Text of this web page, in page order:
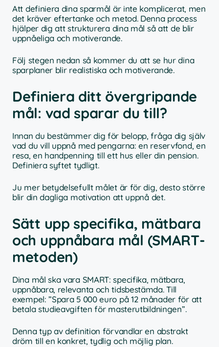
Att definiera dina sparmål är inte komplicerat, men
det kräver eftertanke och metod. Denna process
hjälper dig att strukturera dina mål så att de blir
uppnåeliga och motiverande.
Följ stegen nedan så kommer du att se hur dina
sparplaner blir realistiska och motiverande.
Definiera ditt övergripande
mål: vad sparar du till?
Innan du bestämmer dig för belopp, fråga dig själv
vad du vill uppnå med pengarna: en reservfond, en
resa, en handpenning till ett hus eller din pension.
Definiera syftet tydligt.
Ju mer betydelsefullt målet är för dig, desto större
blir din dagliga motivation att uppnå det.
Sätt upp specifika, mätbara
och uppnåbara mål (SMART-
metoden)
Dina mål ska vara SMART: specifika, mätbara,
uppnåbara, relevanta och tidsbestämda. Till
exempel: ”Spara 5 000 euro på 12 månader för att
betala studieavgiften för masterutbildningen”.
Denna typ av definition förvandlar en abstrakt
dröm till en konkret, tydlig och möjlig plan.